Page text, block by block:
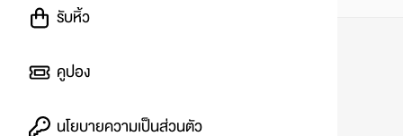
รับหิ้ว
คูปอง
นโยบายความเป็นส่วนตัว